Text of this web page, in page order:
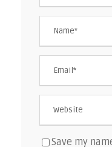
Save my